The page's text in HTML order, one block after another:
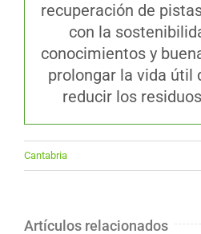
recuperación de
con la
conocimientos y
prolongar la vida útil
reducir los
Cantabria
Artículos relacionados